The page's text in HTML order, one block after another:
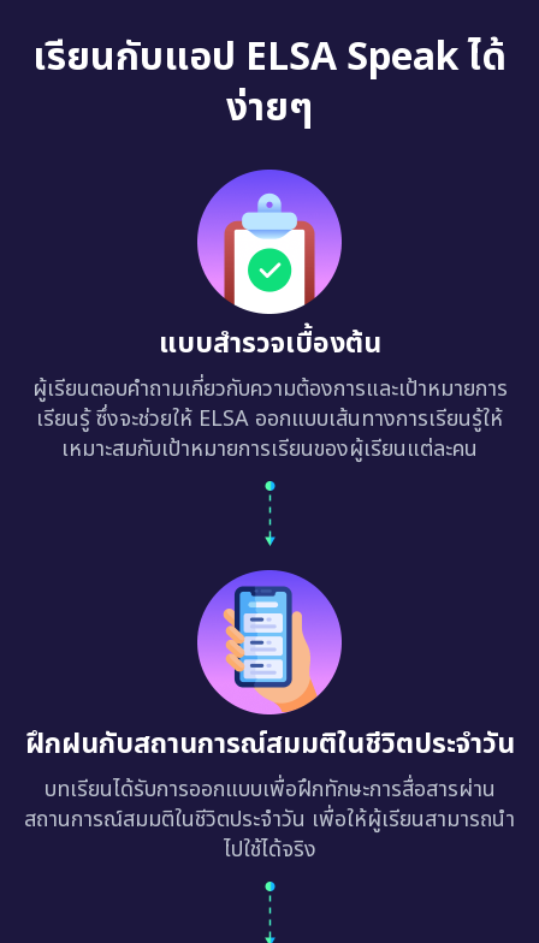
เรียนกับแอป ELSA Speak ได้
ง่ายๆ
แบบสำรวจเบื้องต้น
ผู้เรียนตอบคำถามเกี่ยวกับความต้องการและเป้าหมายการ
เรียนรู้ ซึ่งจะช่วยให้ ELSA ออกแบบเส้นทางการเรียนรู้ให้
เหมาะสมกับเป้าหมายการเรียนของผู้เรียนแต่ละคน
ฝึกฝนกับสถานการณ์สมมติในชีวิตประจำวัน
บทเรียนได้รับการออกแบบเพื่อฝึกทักษะการสื่อสารผ่าน
สถานการณ์สมมติในชีวิตประจำวัน เพื่อให้ผู้เรียนสามารถนำ
ไปใช้ได้จริง